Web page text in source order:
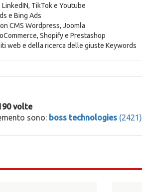
TikTok e Youtube
e Bing Ads
CMS Wordpress, Joomla
Shopify e Prestashop
web e della ricerca delle giuste Keywords
volte
sono: boss technologies (2421)